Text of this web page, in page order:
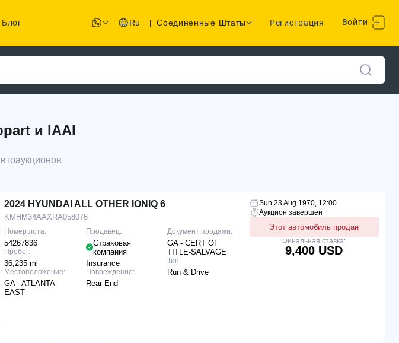
Блог Ru | Соединенные Штаты Регистрация Войти
и IAAI
2024 HYUNDAI ALL OTHER IONIQ 6
KMHM34AAXRA058076
Номер лота:
54267836
Пробег:
36,235 mi
Местоположение:
GA - ATLANTA
EAST
Продавец:
Страховая
компания
Insurance
Повреждение:
Rear End
Документ продажи:
GA - CERT OF
TITLE-SALVAGE
Тип:
Run & Drive
Sun 23 Aug 1970, 12:00
Аукцион завершен
Этот автомобиль продан
Финальная ставка:
9,400 USD